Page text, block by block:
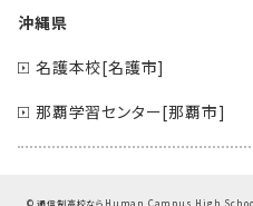
沖縄県
名護本校[名護市]
那覇学習センター[那覇市]
©通信制高校ならHuman Campus High